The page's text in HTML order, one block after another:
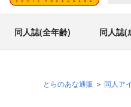
同人誌(全年齢) 同人誌(
とらのあな通販 同人ア